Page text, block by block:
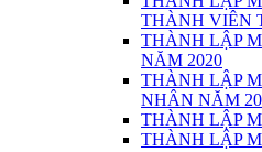
THÀNH VIÊN
THÀNH LẬP
NĂM 2020
THÀNH LẬP
NHÂN NĂM
THÀNH LẬP
THÀNH LẬP